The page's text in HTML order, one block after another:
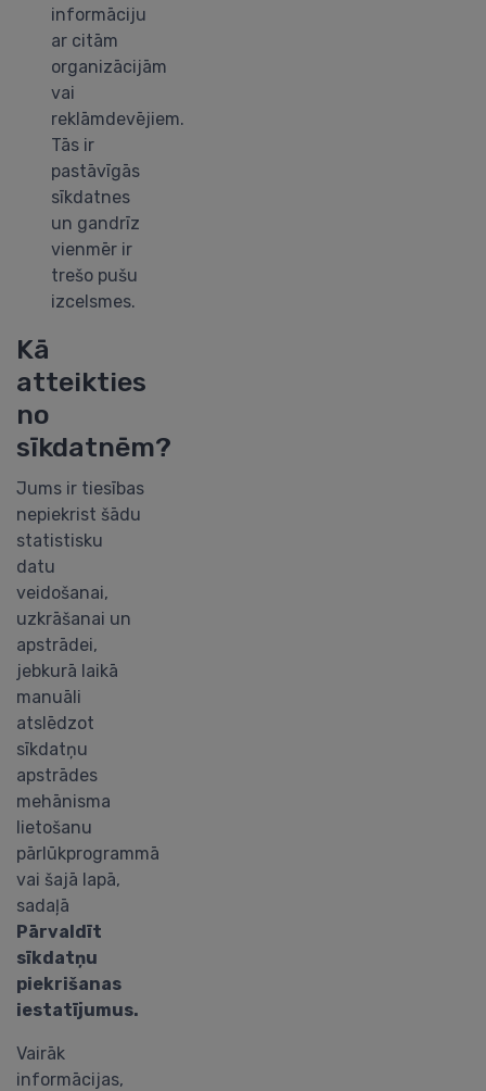
informāciju
ar citām
organizācijām
vai
reklāmdevējiem.
Tās ir
pastāvīgās
sīkdatnes
un gandrīz
vienmēr ir
trešo pušu
izcelsmes.
Kā
atteikties
no
sīkdatnēm?
Jums ir tiesības
nepiekrist šādu
statistisku
datu
veidošanai,
uzkrāšanai un
apstrādei,
jebkurā laikā
manuāli
atslēdzot
sīkdatņu
apstrādes
mehānisma
lietošanu
pārlūkprogrammā
vai šajā lapā,
sadaļā
Pārvaldīt
sīkdatņu
piekrišanas
iestatījumus.
Vairāk
informācijas,